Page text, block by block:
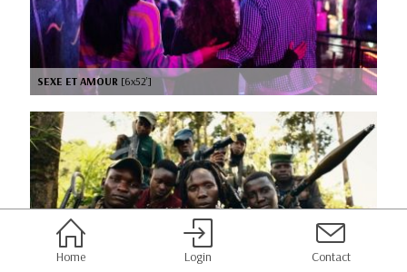
SEXE ET AMOUR [6x52’]
Home Login Contact